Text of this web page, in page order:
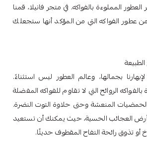
المملوءة بالفواكه. في متجر فانيلا، قمنا
عطور الفواكه التي من المؤكد أنها ستجعلك
بجمالها، وعالم العطور ليس استثناءً.
الروائح التي لا تقاوم للفواكه المفضلة
المنعشة وحتى حلاوة التوت النضرة.
العجائب الحسية، حيث يمكنك أن تستعيد
تذوق رائحة التفاح المقطوف حديثًا.